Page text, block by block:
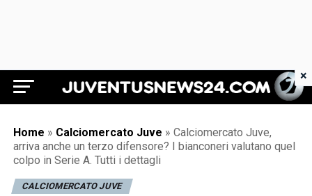
Juventus News 24
Home » Calciomercato Juve » Calciomercato Juve,
arriva anche un terzo difensore? I bianconeri valutano quel
colpo in Serie A. Tutti i dettagli
CALCIOMERCATO JUVE
×